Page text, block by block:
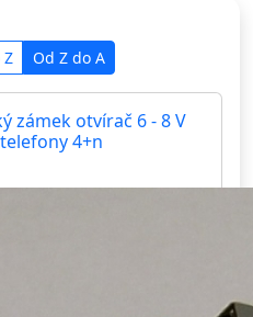
Z Od Z do A
zámek otvírač 6 - 8 V
4+n